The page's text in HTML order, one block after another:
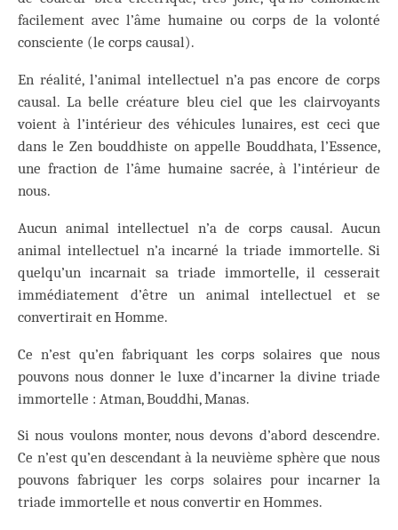
facilement avec l’âme humaine ou corps de la volonté
consciente (le corps causal).
En réalité, l’animal intellectuel n’a pas encore de corps
causal. La belle créature bleu ciel que les clairvoyants
voient à l’intérieur des véhicules lunaires, est ceci que
dans le Zen bouddhiste on appelle Bouddhata, l’Essence,
une fraction de l’âme humaine sacrée, à l’intérieur de
nous.
Aucun animal intellectuel n’a de corps causal. Aucun
animal intellectuel n’a incarné la triade immortelle. Si
quelqu’un incarnait sa triade immortelle, il cesserait
immédiatement d’être un animal intellectuel et se
convertirait en Homme.
Ce n’est qu’en fabriquant les corps solaires que nous
pouvons nous donner le luxe d’incarner la divine triade
immortelle : Atman, Bouddhi, Manas.
Si nous voulons monter, nous devons d’abord descendre.
Ce n’est qu’en descendant à la neuvième sphère que nous
pouvons fabriquer les corps solaires pour incarner la
triade immortelle et nous convertir en Hommes.